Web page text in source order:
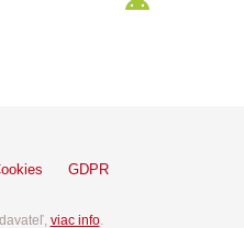
GDPR
viac info.